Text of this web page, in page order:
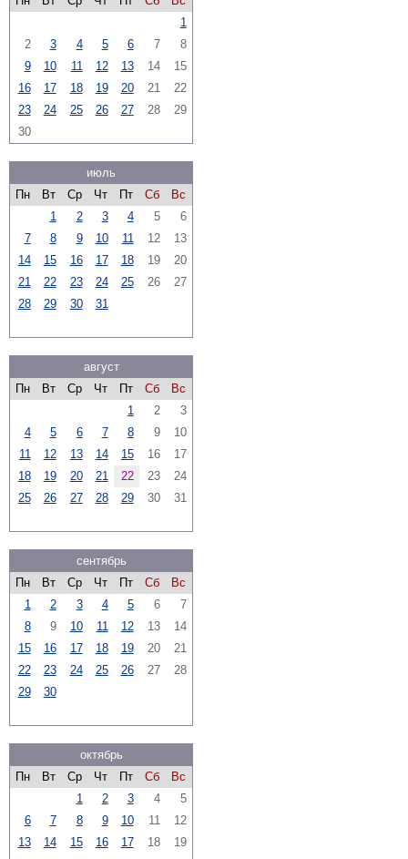
1
2
3 4 5 6 7
8
9
10 11 12 13 14
15
16
17 18 19 20 21
22
23
24 25 26 27 28
29
30
июль
Пн
Вт Ср Чт Пт Сб
Вс
1
2 3 4 5
6
7
8 9 10 11 12
13
14
15 16 17 18 19
20
21
22 23 24 25 26
27
28
29 30 31
август
Пн
Вт Ср Чт Пт Сб
Вс
1
2
3
4
5 6 7 8 9
10
11
12 13 14 15 16
17
18
19 20 21 22 23
24
25
26 27 28 29 30 31
сентябрь
Пн
Вт Ср Чт Пт Сб
Вс
1
2 3 4 5 6
7
8
9 10 11 12 13
14
15
16 17 18 19 20
21
22
23 24 25 26 27
28
29
30
октябрь
Пн
Вт Ср Чт Пт Сб
Вс
1
2 3 4
5
6
7 8 9 10 11
12
13
14 15 16 17 18
19